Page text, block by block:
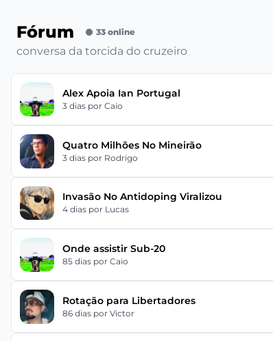
Fórum 33 online
conversa da torcida do cruzeiro
Alex Apoia Ian Portugal
3 dias por Caio
Quatro Milhões No Mineirão
3 dias por Rodrigo
Invasão No Antidoping Viralizou
4 dias por Lucas
Onde assistir Sub-20
85 dias por Caio
Rotação para Libertadores
86 dias por Victor